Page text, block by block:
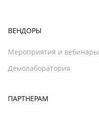
ВЕНДОРЫ
Мероприятия и вебинары
Демолаборатория
ПАРТНЕРАМ